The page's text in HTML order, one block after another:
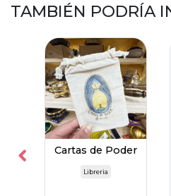
TAMBIÉN PODRÍA
Cartas de Poder
Libreria